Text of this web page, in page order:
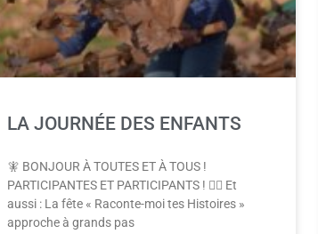
LA JOURNÉE DES ENFANTS
🧚 BONJOUR À TOUTES ET À TOUS !
PARTICIPANTES ET PARTICIPANTS ! 🦹‍♂️ Et
aussi : La fête « Raconte-moi tes Histoires »
approche à grands pas